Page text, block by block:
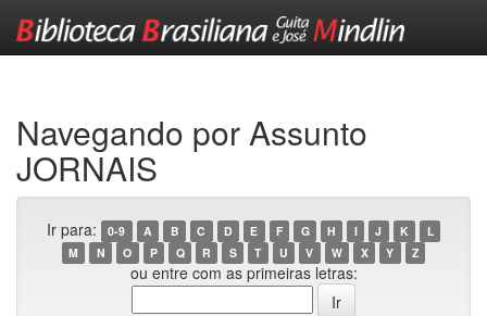
Navegando por Assunto
JORNAIS
Ir para: 0-9 A B C D E F G H I J K
L
M
N O P Q R S T U V W X Y Z
ou entre com as primeiras letras: